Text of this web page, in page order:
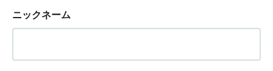
ニックネーム